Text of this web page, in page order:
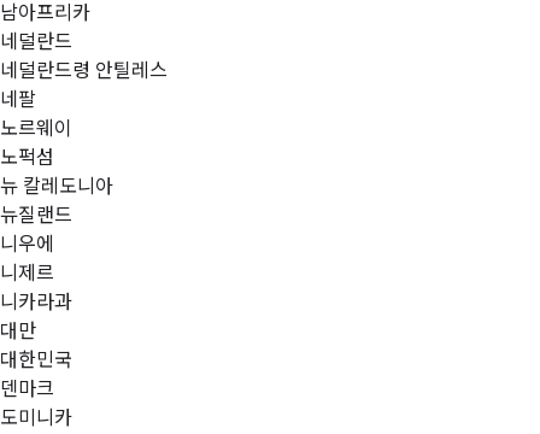
남아프리카
네덜란드
네덜란드령 안틸레스
네팔
노르웨이
노퍽섬
뉴 칼레도니아
뉴질랜드
니우에
니제르
니카라과
대만
대한민국
덴마크
도미니카